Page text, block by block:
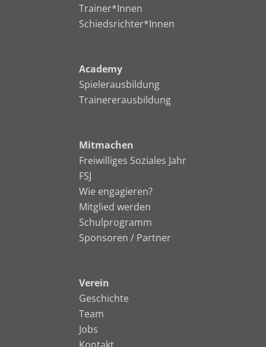
Trainer*Innen
Schiedsrichter*Innen
Academy
Spielerausbildung
Trainererausbildung
Mitmachen
Freiwilliges Soziales Jahr
FSJ
Wie engagieren?
Mitglied werden
Schulprogramm
Sponsoren / Partner
Verein
Geschichte
Team
Jobs